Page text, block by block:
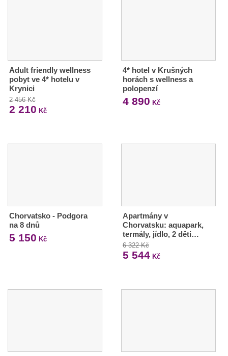
Adult friendly wellness
pobyt ve 4* hotelu v
Krynici
2 456 Kč
2 210 Kč
4* hotel v Krušných
horách s wellness a
polopenzí
4 890 Kč
Chorvatsko - Podgora
na 8 dnů
5 150 Kč
Apartmány v
Chorvatsku: aquapark,
termály, jídlo, 2 děti…
6 322 Kč
5 544Kč